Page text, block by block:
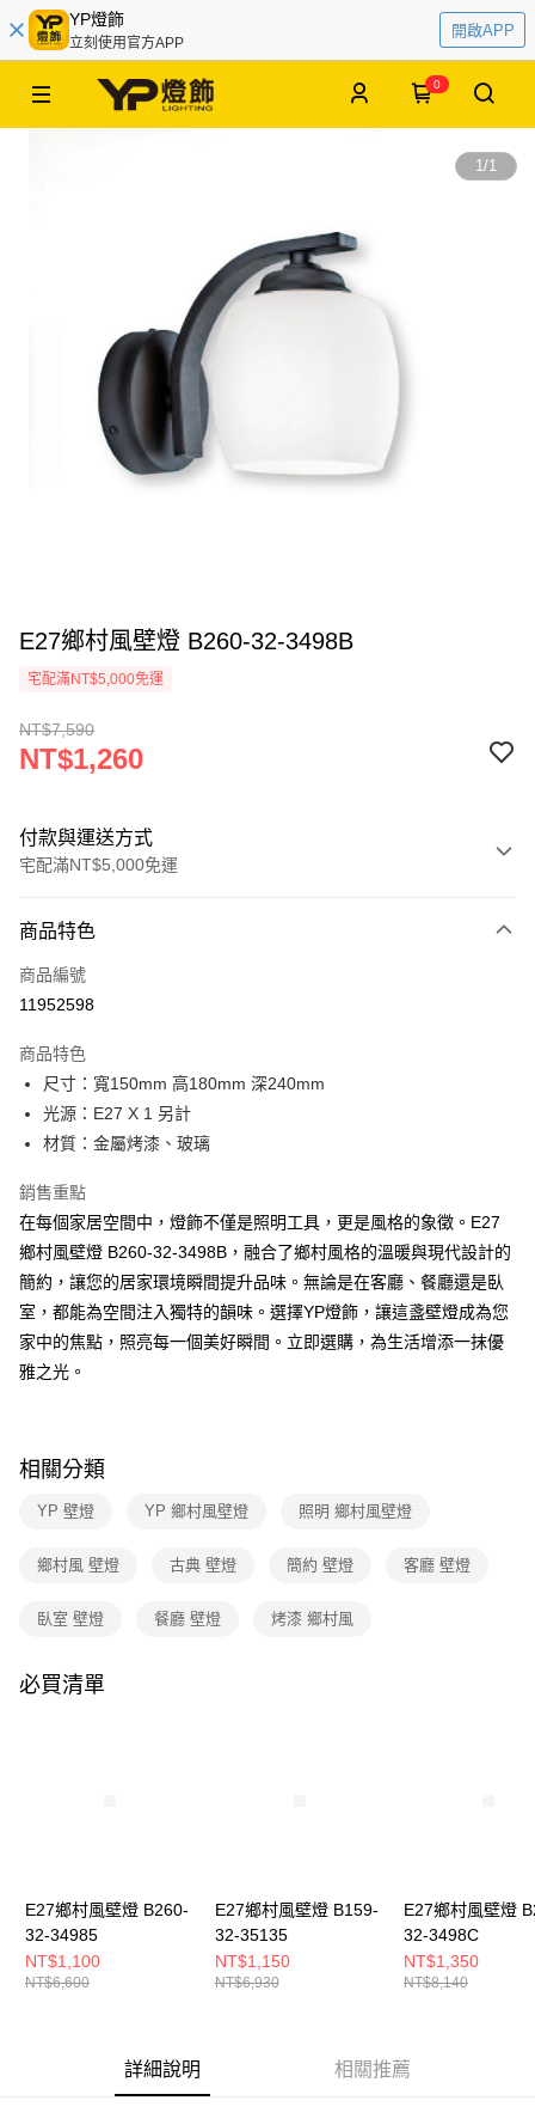
YP燈飾
立刻使用官方APP
開啟APP
0
1/1
E27鄉村風壁燈 B260-32-3498B
宅配滿NT$5,000免運
NT$7,590
NT$1,260
付款與運送方式
宅配滿NT$5,000免運
信用卡一次付款
LINE Pay
街口支付
悠遊付
全盈+PAY
AFTEE先享後付
相關說明
【關於「AFTEE先享後付」】
AFTEE先享後付是「在收到商品之後才付款」的支付方式。 讓您購物簡單
便利好安心！
１．簡單：不需註冊會員、不需綁卡、不需儲值。
【「AFTEE先享後付」結帳流程】
１．於結帳方式選擇「AFTEE先享後付」後，將跳轉至「AFTEE先享後付」
結帳頁面，進行簡訊認證並確認金額後，即可完成結帳。
ATM／網路銀行／等多元方式進行付款，方視為交易完成。
購買商品的店家。未經商家同意取消之訂單仍視為有效，需透過AFTEE先享
是否繳費成功／繳費後需取消欲退款等相關疑問，請聯繫「AFTEE先享後付
客戶支援中心」
任。
４．使用「AFTEE先享後付」時，將依據個別帳號之用戶狀況，依本公司即
時審查核予不同之上限額度；若仍有額度不足之情形，本公司將視審查結果
請求用戶進行身份認證。
每筆NT$180，滿NT$5,000(含以上)免運費
商品特色
商品編號
11952598
商品特色
尺寸：寬150mm 高180mm 深240mm
光源：E27 X 1 另計
材質：金屬烤漆、玻璃
銷售重點
在每個家居空間中，燈飾不僅是照明工具，更是風格的象徵。E27
鄉村風壁燈 B260-32-3498B，融合了鄉村風格的溫暖與現代設計的
簡約，讓您的居家環境瞬間提升品味。無論是在客廳、餐廳還是臥
室，都能為空間注入獨特的韻味。選擇YP燈飾，讓這盞壁燈成為您
家中的焦點，照亮每一個美好瞬間。立即選購，為生活增添一抹優
雅之光。
相關分類
YP 壁燈 YP 鄉村風壁燈 照明 鄉村風壁燈
鄉村風 壁燈 古典 壁燈 簡約 壁燈 客廳 壁燈
臥室 壁燈 餐廳 壁燈 烤漆 鄉村風
必買清單
E27鄉村風壁燈 B260-
32-34985
NT$1,100
NT$6,600
E27鄉村風壁燈 B159-
32-35135
NT$1,150
NT$6,930
E27鄉村風壁燈
32-3498C
NT$1,350
NT$8,140
詳細說明 相關推薦